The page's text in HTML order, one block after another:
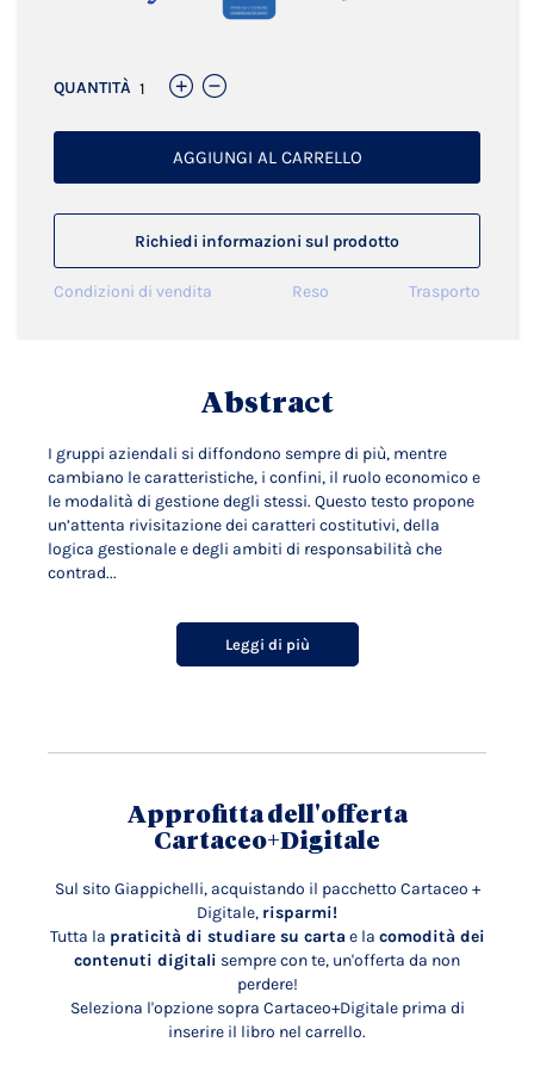
QUANTITÀ
AGGIUNGI AL CARRELLO
Richiedi informazioni sul prodotto
Condizioni di vendita Reso Trasporto
Abstract
I gruppi aziendali si diffondono sempre di più, mentre
cambiano le caratteristiche, i confini, il ruolo economico e
le modalità di gestione degli stessi. Questo testo propone
un’attenta rivisitazione dei caratteri costitutivi, della
logica gestionale e degli ambiti di responsabilità che
contrad...
Leggi di più
Approfitta dell'offerta
Cartaceo+Digitale
Sul sito Giappichelli, acquistando il pacchetto Cartaceo +
Digitale, risparmi!
Tutta la praticità di studiare su carta e la comodità dei
contenuti digitali sempre con te, un'offerta da non
perdere!
Seleziona l'opzione sopra Cartaceo+Digitale prima di
inserire il libro nel carrello.